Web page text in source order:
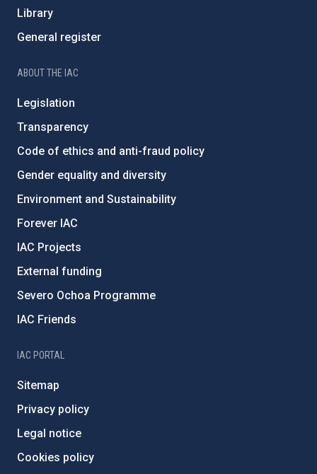
Library
General register
ABOUT THE IAC
Legislation
Transparency
Code of ethics and anti-fraud policy
Gender equality and diversity
Environment and Sustainability
Forever IAC
IAC Projects
External funding
Severo Ochoa Programme
IAC Friends
IAC PORTAL
Sitemap
Privacy policy
Legal notice
Cookies policy